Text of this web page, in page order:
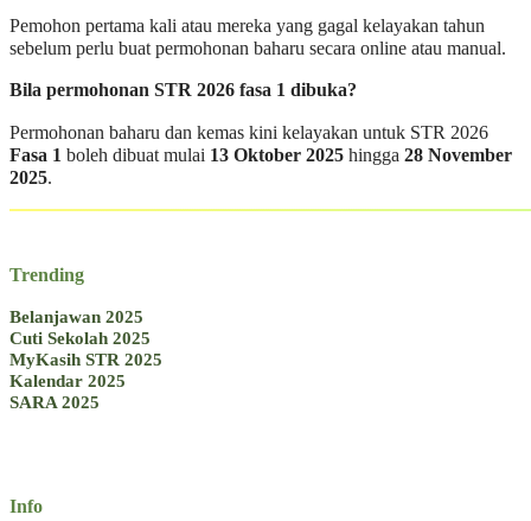
Pemohon pertama kali atau mereka yang gagal kelayakan tahun
sebelum perlu buat permohonan baharu secara online atau manual.
Bila permohonan STR 2026 fasa 1 dibuka?
Permohonan baharu dan kemas kini kelayakan untuk STR 2026
Fasa 1 boleh dibuat mulai 13 Oktober 2025 hingga 28 November
2025.
Trending
Belanjawan 2025
Cuti Sekolah 2025
MyKasih STR 2025
Kalendar 2025
SARA 2025
Info